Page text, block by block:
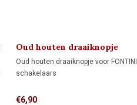
Oud houten draaiknopje
'klassiek' 1910
Oud houten draaiknopje voor FONTINI
schakelaars
€6,90